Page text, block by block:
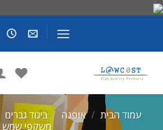
עמוד הבית / אופנה / ביגוד גברים
משקפי שמש